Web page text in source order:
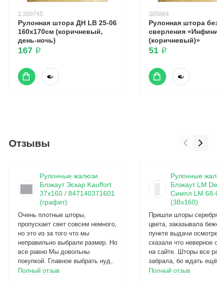
2.300745
Рулонная штора ДН LB 25-06
160х170см (коричневый,
день-ночь)
167 ₽
305864
Рулонная штора
сверления
(коричневый)»
51 ₽
Отзывы
Рулонные жалюзи
Блэкаут Эскар Kauffort
37x160 / 847140371601
(графит)
Очень плотные шторы,
пропускает свет совсем немного,
но это из за того что мы
неправильно выбрали размер. Но
все равно Мы довольны
покупкой. Главное выбрать нуд..
Полный отзыв
Рулонные
Блэкаут LM
Симпл LM 68-
(38x160)
Пришли шторы
цвета, заказывала
пункте выдачи
сказали что неверное
на сайте. Шторы все
забрала, бо ждать
Полный отзыв